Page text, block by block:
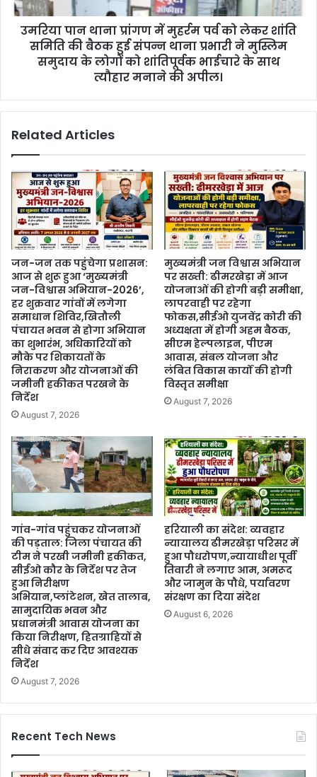
उमरिया पान थाना प्रांगण में मुहर्रम पर्व को लेकर शांति
समिति की बैठक हुई संपन्न थाना प्रभारी ने मुस्लिम
समुदाय के लोगों को शांतिपूर्वक भाईचारे के साथ
त्यौहार मनाने की अपील।
Related Articles
जन-जन तक पहुंचेगा प्रशासन:
आज से शुरू हुआ ‘मुख्यमंत्री
जन-विश्वास अभियान-2026’,
हर शुक्रवार गांवों में लगेगा
समाधान शिविर,खितौली
पंचायत भवन से होगा अभियान
का शुभारंभ, अधिकारियों को
मौके पर शिकायतों के
निराकरण और योजनाओं की
जमीनी हकीकत परखने के
निर्देश
August 7, 2026
मुख्यमंत्री जन विश्वास अभियान
पर सख्ती: ढीमरखेड़ा में आज
योजनाओं की होगी बड़ी समीक्षा,
लापरवाही पर रहेगा
फोकस,सीईओ युजवेंद्र कोरी की
अध्यक्षता में होगी अहम बैठक,
सीएम हेल्पलाइन, पीएम
आवास, संबल योजना और
लंबित विकास कार्यों की होगी
विस्तृत समीक्षा
August 7, 2026
गांव-गांव पहुंचकर योजनाओं
की पड़ताल: जिला पंचायत की
टीम ने परखी जमीनी हकीकत,
सीईओ कौर के निर्देश पर तेज
हुआ निरीक्षण
अभियान,प्लांटेशन, खेत तालाब,
सामुदायिक भवन और
प्रधानमंत्री आवास योजना का
किया निरीक्षण, हितग्राहियों से
सीधे संवाद कर दिए आवश्यक
निर्देश
August 7, 2026
हरियाली का संदेश: व्यवहार
न्यायालय ढीमरखेड़ा परिसर में
हुआ पौधरोपण,न्यायाधीश पूर्वी
तिवारी ने लगाए आम, अमरूद
और जामुन के पौधे, पर्यावरण
संरक्षण का दिया संदेश
August 6, 2026
Recent Tech News